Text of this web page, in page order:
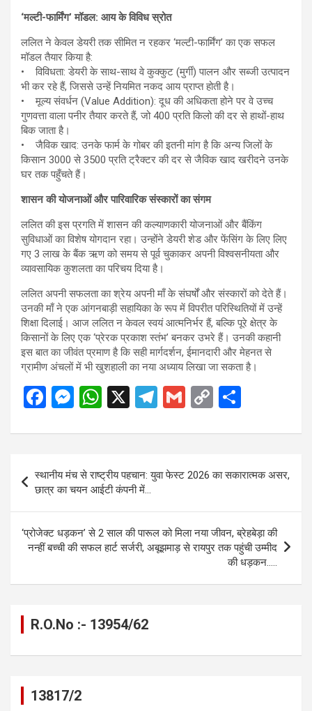
‘मल्टी-फार्मिंग’ मॉडल: आय के विविध स्रोत
ललित ने केवल डेयरी तक सीमित न रहकर ‘मल्टी-फार्मिंग’ का एक सफल
मॉडल तैयार किया है:
• विविधता: डेयरी के साथ-साथ वे कुक्कुट (मुर्गी) पालन और सब्जी उत्पादन
भी कर रहे हैं, जिससे उन्हें नियमित नकद आय प्राप्त होती है।
• मूल्य संवर्धन (Value Addition): दूध की अधिकता होने पर वे उच्च
गुणवत्ता वाला पनीर तैयार करते हैं, जो 400 प्रति किलो की दर से हाथों-हाथ
बिक जाता है।
• जैविक खाद: उनके फार्म के गोबर की इतनी मांग है कि अन्य जिलों के
किसान 3000 से 3500 प्रति ट्रैक्टर की दर से जैविक खाद खरीदने उनके
घर तक पहुँचते हैं।
शासन की योजनाओं और पारिवारिक संस्कारों का संगम
ललित की इस प्रगति में शासन की कल्याणकारी योजनाओं और बैंकिंग
सुविधाओं का विशेष योगदान रहा। उन्होंने डेयरी शेड और फेंसिंग के लिए लिए
गए 3 लाख के बैंक ऋण को समय से पूर्व चुकाकर अपनी विश्वसनीयता और
व्यावसायिक कुशलता का परिचय दिया है।
ललित अपनी सफलता का श्रेय अपनी माँ के संघर्षों और संस्कारों को देते हैं।
उनकी माँ ने एक आंगनबाड़ी सहायिका के रूप में विपरीत परिस्थितियों में उन्हें
शिक्षा दिलाई। आज ललित न केवल स्वयं आत्मनिर्भर हैं, बल्कि पूरे क्षेत्र के
किसानों के लिए एक ‘प्रेरक प्रकाश स्तंभ’ बनकर उभरे हैं। उनकी कहानी
इस बात का जीवंत प्रमाण है कि सही मार्गदर्शन, ईमानदारी और मेहनत से
ग्रामीण अंचलों में भी खुशहाली का नया अध्याय लिखा जा सकता है।
F
ce
b
o
o
k
M
se
n
g
er
W
at
s
A
p
p
X
T
e
gr
a
m
G
ail
C
py
n
k
ar
navigation
स्थानीय मंच से राष्ट्रीय पहचान: युवा फेस्ट 2026 का सकारात्मक असर,
छात्र का चयन आईटी कंपनी में…
‘प्रोजेक्ट धड़कन’ से 2 साल की पारूल को मिला नया जीवन, ब्रेहबेड़ा की
नन्हीं बच्ची की सफल हार्ट सर्जरी, अबूझमाड़ से रायपुर तक पहुंची उम्मीद
की धड़कन…..
R.O.No :- 13954/62
13817/2